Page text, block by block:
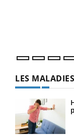
LES MALADIES